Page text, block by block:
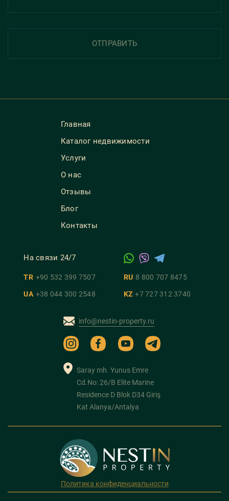
ОТПРАВИТЬ
Главная
Каталог недвижимости
Услуги
О нас
Отзывы
Блог
Контакты
На связи 24/7
TR +90 532 399 7507 RU 8 800 707 8475
UA +38 044 300 2548 KZ +7 727 312 3740
info@nestin-property.ru
Saray mh. Yunus Emre
Cd.No: 26/B Elite Marine
Residence D Blok D34 Giriş
Kat Alanya/Antalya
Политика конфиденциальности